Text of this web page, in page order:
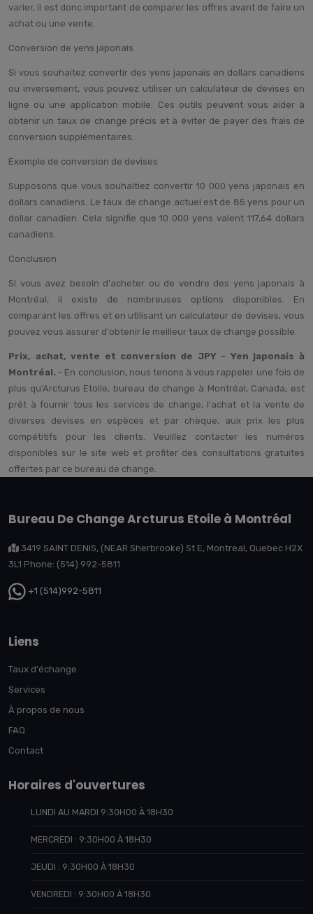
varier, il est donc important de comparer les offres avant de faire un
achat ou une vente.
Conversion de yens japonais
Si vous souhaitez convertir des yens japonais en dollars canadiens
ou inversement, vous pouvez utiliser un calculateur de devises en
ligne ou une application mobile. Ces outils peuvent vous aider à
obtenir un taux de change précis et à éviter de payer des frais de
conversion supplémentaires.
Exemple de conversion de devises
Supposons que vous souhaitiez convertir 10 000 yens japonais en
dollars canadiens. Le taux de change actuel est de 85 yens pour un
dollar canadien. Cela signifie que 10 000 yens valent 117,64 dollars
canadiens.
Conclusion
Si vous avez besoin d'acheter ou de vendre des yens japonais à
Montréal, il existe de nombreuses options disponibles. En
comparant les offres et en utilisant un calculateur de devises, vous
pouvez vous assurer d'obtenir le meilleur taux de change possible.
Prix, achat, vente et conversion de JPY - Yen japonais à
Montréal. - En conclusion, nous tenons à vous rappeler une fois de
plus qu'Arcturus Etoile, bureau de change à Montréal, Canada, est
prêt à fournir tous les services de change, l'achat et la vente de
diverses devises en espèces et par chèque, aux prix les plus
compétitifs pour les clients. Veuillez contacter les numéros
disponibles sur le site web et profiter des consultations gratuites
offertes par ce bureau de change.
Bureau De Change Arcturus Etoile à Montréal
3419 SAINT DENIS, (NEAR Sherbrooke) St E, Montreal, Quebec H2X
3L1 Phone: (514) 992-5811
+1 (514)992-5811
Liens
Taux d'échange
Services
À propos de nous
FAQ
Contact
Horaires d'ouvertures
LUNDI AU MARDI 9:30H00 À 18H30
MERCREDI : 9:30H00 À 18H30
JEUDI : 9:30H00 À 18H30
VENDREDI : 9:30H00 À 18H30